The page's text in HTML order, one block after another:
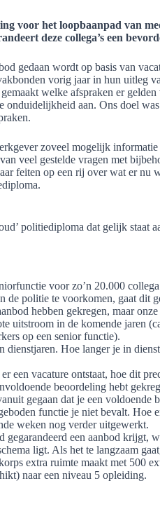
voor het loopbaanpad van
deze collega’s een
gedaan wordt op basis van
vorig jaar in hun uitleg
welke afspraken er
onduidelijkheid aan. Ons doel
zoveel mogelijk
veel gestelde vragen met
feiten op een rij over wat er nu
politiediploma dat gelijk staat
voor zo’n 20.000
de politie te voorkomen, gaat dit
hebben gekregen, maar
uitstroom in de komende jaren
op een senior functie).
Hoe langer je in
een vacature ontstaat, hoe dit
beoordeling hebt
gegaan dat je een voldoende
functie je niet bevalt. Hoe
weken nog verder uitgewerkt.
gegarandeerd een aanbod krijgt,
ligt. Als het te langzaam
extra ruimte maakt met 500
naar een niveau 5 opleiding.